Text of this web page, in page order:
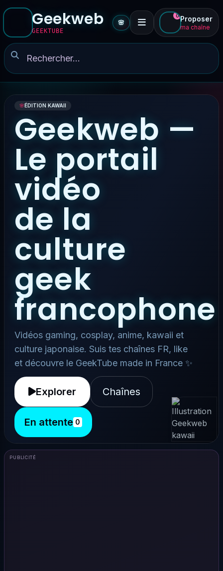
Geekweb
GEEKTUBE
🌸
0 Proposer
ma chaîne
🌸ÉDITION KAWAII
Geekweb —
Le portail
vidéo
de la
culture
geek
francophone
Vidéos gaming, cosplay, anime, kawaii et
culture japonaise. Suis tes chaînes FR, like
et découvre le GeekTube made in France ✨
Explorer Chaînes
En attente 0
PUBLICITÉ